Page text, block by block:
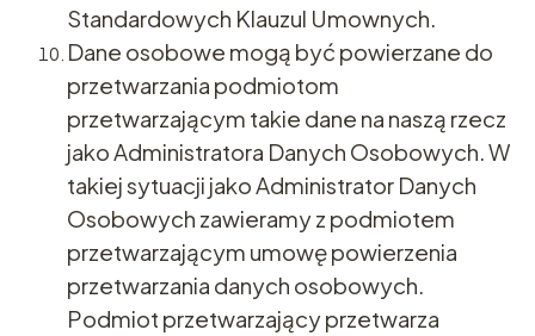
Standardowych Klauzul Umownych.
Dane osobowe mogą być powierzane do
przetwarzania podmiotom
przetwarzającym takie dane na naszą rzecz
jako Administratora Danych Osobowych. W
takiej sytuacji jako Administrator Danych
Osobowych zawieramy z podmiotem
przetwarzającym umowę powierzenia
przetwarzania danych osobowych.
Podmiot przetwarzający przetwarza